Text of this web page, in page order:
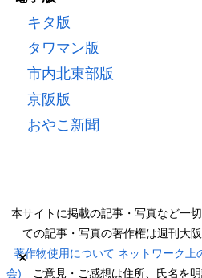
×
キタ版
タワマン版
市内北東部版
京阪版
おやこ新聞
本サイトに掲載の記事・写真など一
ての記事・写真の著作権は週刊大
著作物使用について ネットワーク上
会) ご意見・ご感想は住所、氏名を